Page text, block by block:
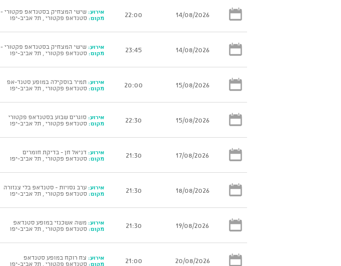
14/08/2026
22:00 אירוע: שישי המצחיק בסטנדאפ פקטורי - 22:00
מקום: סטנדאפ פקטורי , תל אביב-יפו
14/08/2026
23:45 אירוע: שישי המצחיק בסטנדאפ פקטורי - 00:15
מקום: סטנדאפ פקטורי , תל אביב-יפו
15/08/2026
20:00 אירוע: תמיר בוסקילה במופע סטנד-אפ
מקום: סטנדאפ פקטורי , תל אביב-יפו
15/08/2026
22:30 אירוע: סוגרים שבוע בסטנדאפ פקטורי
מקום: סטנדאפ פקטורי , תל אביב-יפו
17/08/2026
21:30 אירוע: דניאל חן - בדיקת חומרים
מקום: סטנדאפ פקטורי , תל אביב-יפו
18/08/2026
21:30 אירוע: ערב גסויות - סטנדאפ בלי צנזורה
מקום: סטנדאפ פקטורי , תל אביב-יפו
19/08/2026
21:30 אירוע: משה אשכנזי במופע סטנדאפ
מקום: סטנדאפ פקטורי , תל אביב-יפו
20/08/2026
21:00 אירוע: צח רוקח במופע סטנדאפ
מקום: סטנדאפ פקטורי , תל אביב-יפו